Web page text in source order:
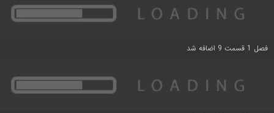
فصل 1 قسمت 9 اضافه شد